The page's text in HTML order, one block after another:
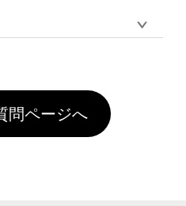
す。ポイントの有効期限は一
ランク】過去10カ月のご注
ランク割引(最大5%)が適用
ンがされていなければ、ラン
れません。
トを定着させるための処理剤
短納期・低価格で商品をお届
いで落とすことが可能です。
客様ご自身にて着用前に落と
ようお願いいたします。※1
能でのご注文に関わらず、前
データも該当デザインのみ画
に変換、またはAdobe
値引きで4,000円未満になる
りますので、ご注意くださ
問ページへ